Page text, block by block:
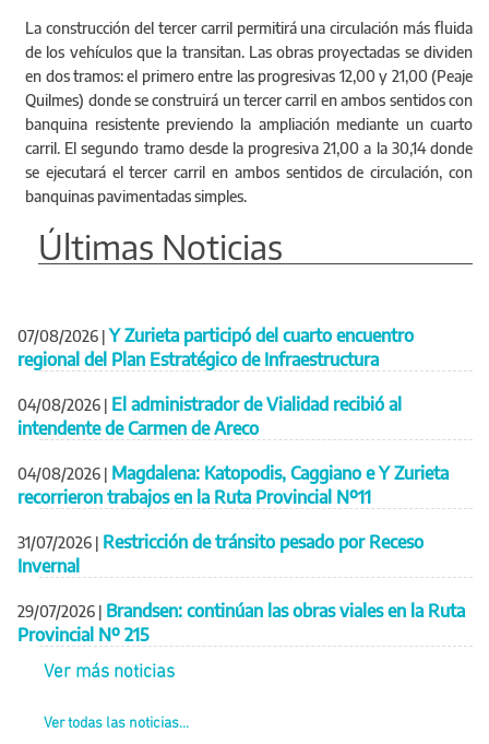
La construcción del tercer carril permitirá una circulación más fluida
de los vehículos que la transitan. Las obras proyectadas se dividen
en dos tramos: el primero entre las progresivas 12,00 y 21,00 (Peaje
Quilmes) donde se construirá un tercer carril en ambos sentidos con
banquina resistente previendo la ampliación mediante un cuarto
carril. El segundo tramo desde la progresiva 21,00 a la 30,14 donde
se ejecutará el tercer carril en ambos sentidos de circulación, con
banquinas pavimentadas simples.
Últimas Noticias
07/08/2026 | Y Zurieta participó del cuarto encuentro
regional del Plan Estratégico de Infraestructura
04/08/2026 | El administrador de Vialidad recibió al
intendente de Carmen de Areco
04/08/2026 | Magdalena: Katopodis, Caggiano e Y Zurieta
recorrieron trabajos en la Ruta Provincial Nº11
31/07/2026 | Restricción de tránsito pesado por Receso
Invernal
29/07/2026 | Brandsen: continúan las obras viales en la Ruta
Provincial Nº 215
Ver más noticias
Ver todas las noticias...